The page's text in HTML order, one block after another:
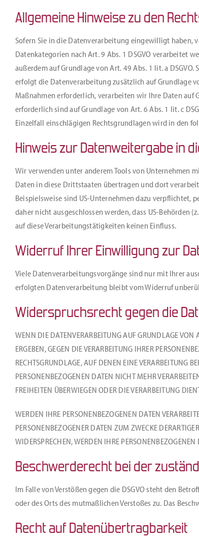
Allgemeine Hinweise zu den
Sofern Sie in die Datenverarbeitung eingewilligt haben,
Datenkategorien nach Art. 9 Abs. 1 DSGVO verarbeitet
außerdem auf Grundlage von Art. 49 Abs. 1 lit. a
erfolgt die Datenverarbeitung zusätzlich auf Grundlage
Maßnahmen erforderlich, verarbeiten wir Ihre Daten auf
erforderlich sind auf Grundlage von Art. 6 Abs. 1 lit. c
Einzelfall einschlägigen Rechtsgrundlagen wird in den
Hinweis zur Datenweitergabe in
Wir verwenden unter anderem Tools von Unternehmen
Daten in diese Drittstaaten übertragen und dort
Beispielsweise sind US-Unternehmen dazu verpflichtet,
daher nicht ausgeschlossen werden, dass US-Behörden
auf diese Verarbeitungstätigkeiten keinen Einfluss.
Widerruf Ihrer Einwilligung zur
Viele Datenverarbeitungsvorgänge sind nur mit Ihrer
erfolgten Datenverarbeitung bleibt vom Widerruf
Widerspruchsrecht gegen die
WENN DIE DATENVERARBEITUNG AUF GRUNDLAGE VON
ERGEBEN, GEGEN DIE VERARBEITUNG IHRER
RECHTSGRUNDLAGE, AUF DENEN EINE VERARBEITUNG
PERSONENBEZOGENEN DATEN NICHT MEHR
FREIHEITEN ÜBERWIEGEN ODER DIE VERARBEITUNG
WERDEN IHRE PERSONENBEZOGENEN DATEN
PERSONENBEZOGENER DATEN ZUM ZWECKE
WIDERSPRECHEN, WERDEN IHRE
Beschwerde­recht bei der
Im Falle von Verstößen gegen die DSGVO steht den
oder des Orts des mutmaßlichen Verstoßes zu. Das
Recht auf Daten­übertrag­barkeit